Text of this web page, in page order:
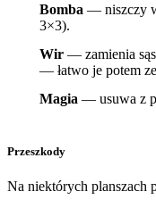
Bomba — niszczy
3×3).
Wir — zamienia
— łatwo je potem
Magia — usuwa z
Przeszkody
Na niektórych planszach